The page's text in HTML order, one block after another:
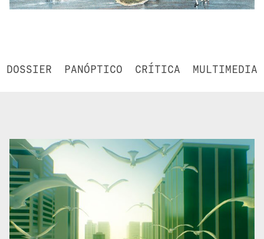
DOSSIER PANÓPTICO CRÍTICA MULTIMEDIA